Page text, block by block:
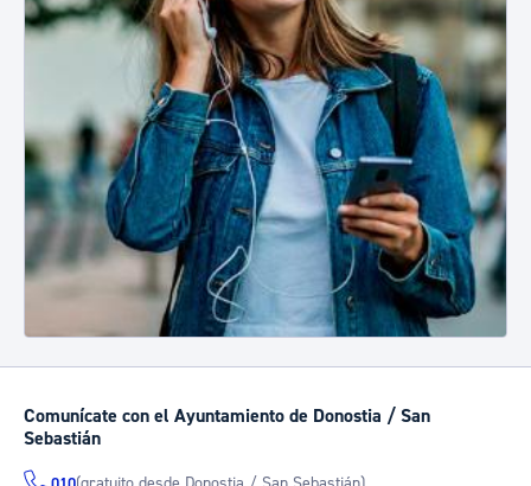
Comunícate con el Ayuntamiento de Donostia / San
Sebastián